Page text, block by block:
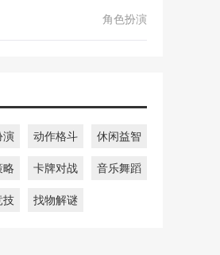
角色扮演
演 动作格斗 休闲益智
略 卡牌对战 音乐舞蹈
技 找物解谜